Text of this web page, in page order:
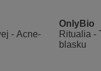
- Acne-
OnlyBio
Ritualia -
blasku